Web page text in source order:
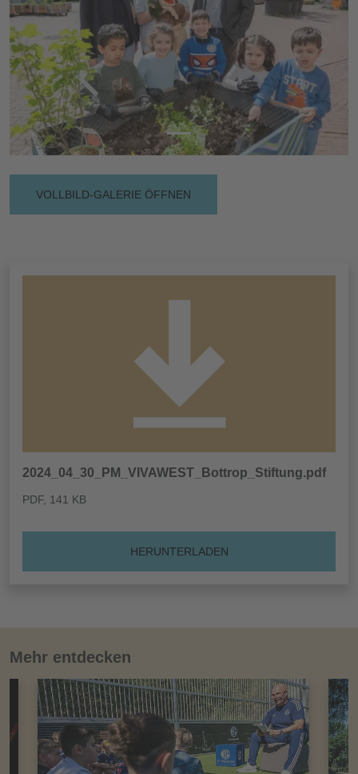
Vorherige
VOLLBILD-GALERIE ÖFFNEN
2024_04_30_PM_VIVAWEST_Bottrop_Stiftung.pdf
PDF, 141 KB
HERUNTERLADEN
Mehr entdecken